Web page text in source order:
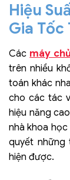
Hiệu
Gia Tốc
Các máy
trên nhiều
toán khác
cho các tác
hiệu năng
nhà khoa
quyết
hiện được.